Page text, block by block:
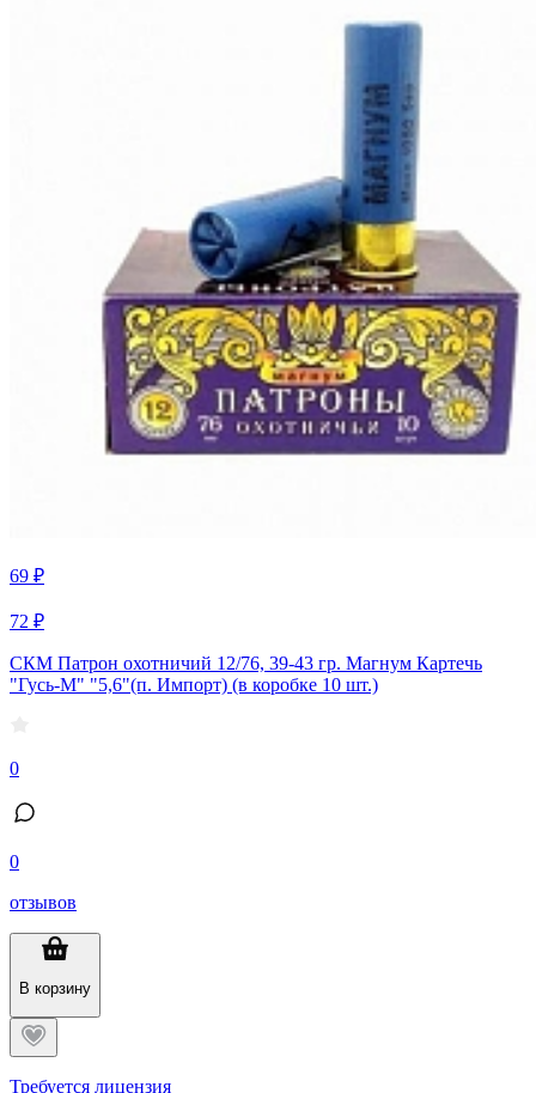
69 ₽
72 ₽
СКМ Патрон охотничий 12/76, 39-43 гр. Магнум Картечь
"Гусь-М" "5,6"(п. Импорт) (в коробке 10 шт.)
0
0
отзывов
В корзину
Требуется лицензия